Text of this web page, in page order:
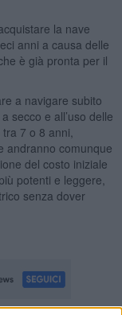
la nave
anni a causa delle
è già pronta per il
a navigare subito
secco e all’uso delle
7 o 8 anni,
andranno comunque
del costo iniziale
potenti e leggere,
senza dover